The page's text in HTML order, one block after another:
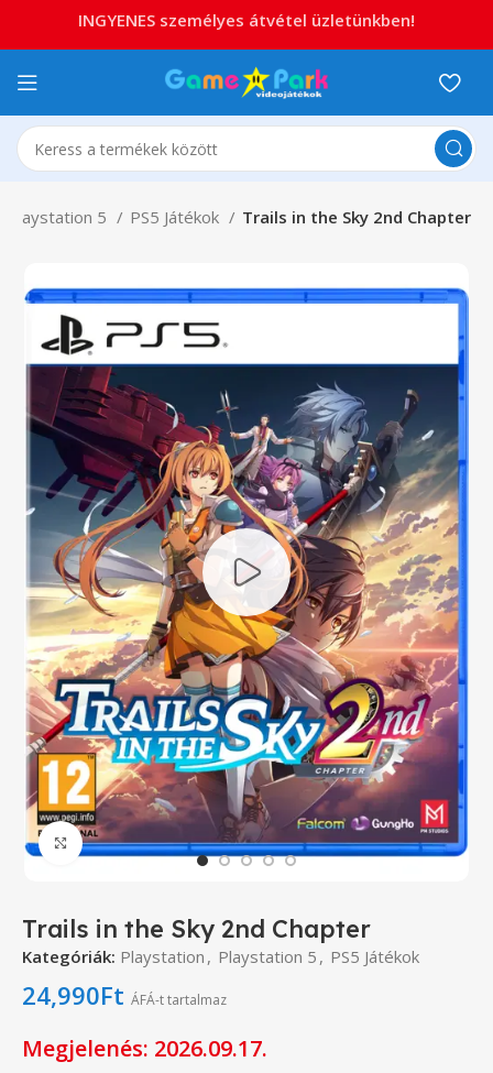
Playstation 5 PS5 Játékok Trails in the Sky 2nd Chapter
Click to enlarge
Trails in the Sky 2nd Chapter
Kategóriák: Playstation , Playstation 5 , PS5 Játékok
24,990Ft ÁFÁ-t tartalmaz
Megjelenés: 2026.09.17.
INGYENES személyes átvétel üzletünkben!